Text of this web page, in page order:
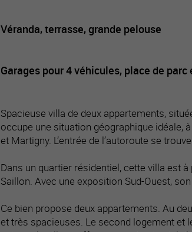
Véranda, terrasse, grande pelouse
Garages pour 4 véhicules, place de parc
Spacieuse villa de deux appartements,
occupe une situation géographique idéale,
et Martigny. L’entrée de l’autoroute se
Dans un quartier résidentiel, cette villa est
Saillon. Avec une exposition Sud-Ouest,
Ce bien propose deux appartements. Au
et très spacieuses. Le second logement et